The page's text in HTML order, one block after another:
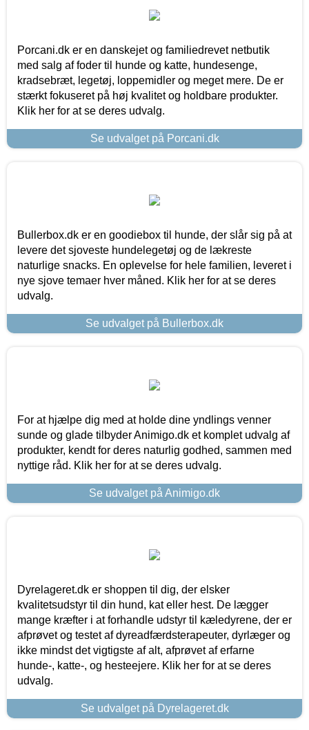
Porcani.dk er en danskejet og familiedrevet netbutik
med salg af foder til hunde og katte, hundesenge,
kradsebræt, legetøj, loppemidler og meget mere. De er
stærkt fokuseret på høj kvalitet og holdbare produkter.
Klik her for at se deres udvalg.
Se udvalget på Porcani.dk
Bullerbox.dk er en goodiebox til hunde, der slår sig på at
levere det sjoveste hundelegetøj og de lækreste
naturlige snacks. En oplevelse for hele familien, leveret i
nye sjove temaer hver måned. Klik her for at se deres
udvalg.
Se udvalget på Bullerbox.dk
For at hjælpe dig med at holde dine yndlings venner
sunde og glade tilbyder Animigo.dk et komplet udvalg af
produkter, kendt for deres naturlig godhed, sammen med
nyttige råd. Klik her for at se deres udvalg.
Se udvalget på Animigo.dk
Dyrelageret.dk er shoppen til dig, der elsker
kvalitetsudstyr til din hund, kat eller hest. De lægger
mange kræfter i at forhandle udstyr til kæledyrene, der er
afprøvet og testet af dyreadfærdsterapeuter, dyrlæger og
ikke mindst det vigtigste af alt, afprøvet af erfarne
hunde-, katte-, og hesteejere. Klik her for at se deres
udvalg.
Se udvalget på Dyrelageret.dk